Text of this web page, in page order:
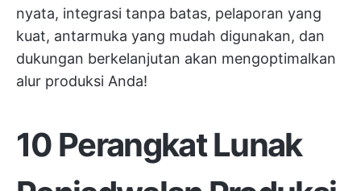
nyata, integrasi tanpa batas, pelaporan yang
kuat, antarmuka yang mudah digunakan, dan
dukungan berkelanjutan akan mengoptimalkan
alur produksi Anda!
10 Perangkat Lunak